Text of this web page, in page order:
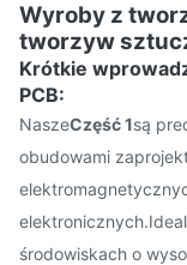
Wyroby z
tworzyw
Krótkie
PCB:
NaszeCzęść 1są
obudowami
środowiskach o